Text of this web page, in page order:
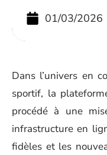
01/03/2026
Dans l’univers en
sportif, la
procédé à une
infrastructure en
fidèles et les